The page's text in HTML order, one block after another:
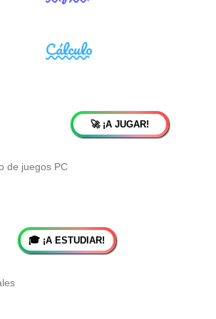
🚀 ¡A JUGAR!
🎓 ¡A ESTUDIAR!